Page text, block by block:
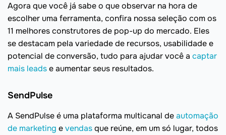
Agora que você já sabe o que observar na hora de
escolher uma ferramenta, confira nossa seleção com os
11 melhores construtores de pop-up do mercado. Eles
se destacam pela variedade de recursos, usabilidade e
potencial de conversão, tudo para ajudar você a captar
mais leadse aumentar seus resultados.
SendPulse
A SendPulse é uma plataforma multicanal deautomação
de marketing evendasque reúne, em um só lugar, todos